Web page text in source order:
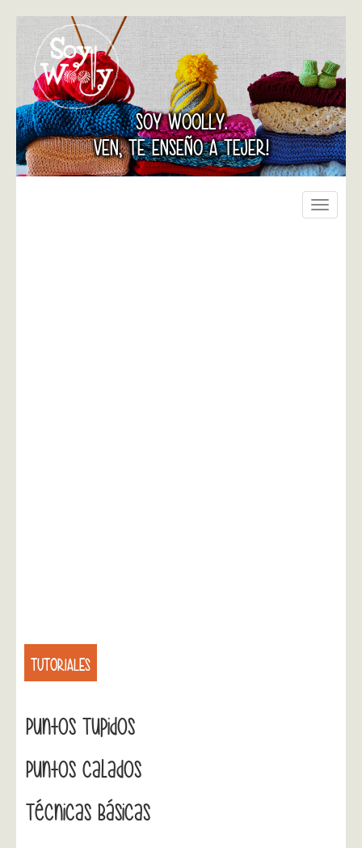
SOY WOOLLY.
VEN, TE ENSEÑO A TEJER!
Toggle
TUTORIALES
Puntos Tupidos
Puntos Calados
Técnicas Básicas